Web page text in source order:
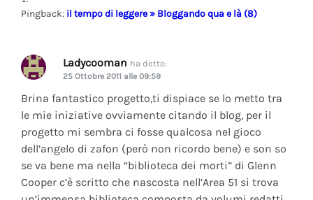
Pingback: il tempo di leggere » Bloggando qua e là (8)
Ladycooman ha detto:
25 Ottobre 2011 alle 09:59
Brina fantastico progetto,ti dispiace se lo metto tra
le mie iniziative ovviamente citando il blog, per il
progetto mi sembra ci fosse qualcosa nel gioco
dell’angelo di zafon (però non ricordo bene) e son so
se va bene ma nella “biblioteca dei morti” di Glenn
Cooper c’è scritto che nascosta nell’Area 51 si trova